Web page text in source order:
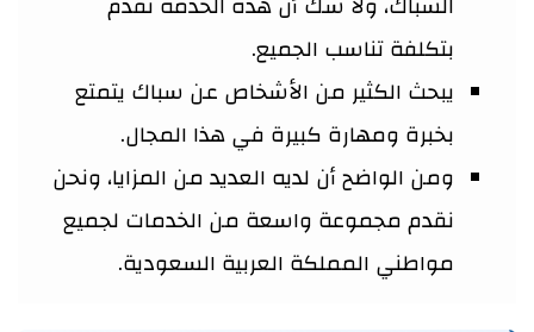
بتكلفة تناسب الجميع.
يبحث الكثير من الأشخاص عن سباك يتمتع
بخبرة ومهارة كبيرة في هذا المجال.
ومن الواضح أن لديه العديد من المزايا، ونحن
نقدم مجموعة واسعة من الخدمات لجميع
مواطني المملكة العربية السعودية.